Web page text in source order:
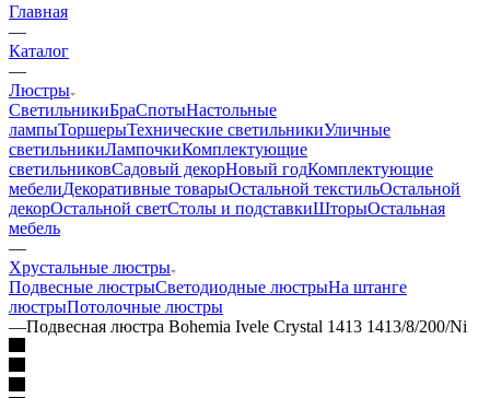
Главная
—
Каталог
—
Люстры
СветильникиБраСпотыНастольные
лампыТоршерыТехнические светильникиУличные
светильникиЛампочкиКомплектующие
светильниковСадовый декорНовый годКомплектующие
мебелиДекоративные товарыОстальной текстильОстальной
декорОстальной светСтолы и подставкиШторыОстальная
мебель
—
Хрустальные люстры
Подвесные люстрыСветодиодные люстрыНа штанге
люстрыПотолочные люстры
—Подвесная люстра Bohemia Ivele Crystal 1413 1413/8/200/Ni